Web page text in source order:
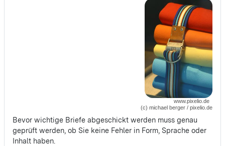
www.pixelio.de
(c) michael berger / pixelio.de
Bevor wichtige Briefe abgeschickt werden muss genau
geprüft werden, ob Sie keine Fehler in Form, Sprache oder
Inhalt haben.